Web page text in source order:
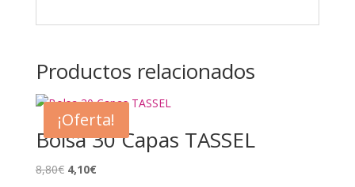
Productos relacionados
¡Oferta!
Bolsa 30 Capas TASSEL
8,80€ El
4,10€El